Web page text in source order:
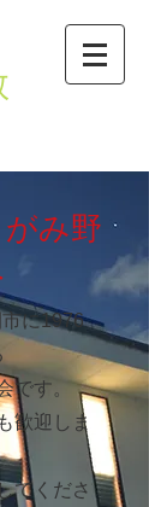
み野
に1976
です。
歓迎しま
てくださ